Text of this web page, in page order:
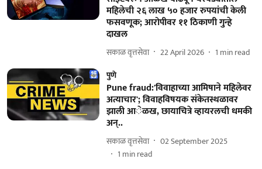
महिलेची २६ लाख ५० हजार रुपयांची केली
फसवणूक; आरोपीवर ११ ठिकाणी गुन्हे
दाखल
सकाळ वृत्तसेवा 22 April 2026 1 min read
पुणे
Pune fraud:'विवाहाच्या आमिषाने महिलेवर
अत्याचार'; विवाहविषयक संकेतस्थळावर
झाली आेळख, छायाचित्रे व्हायरलची धमकी
अन्..
सकाळ वृत्तसेवा
02 September 2025
1 min read